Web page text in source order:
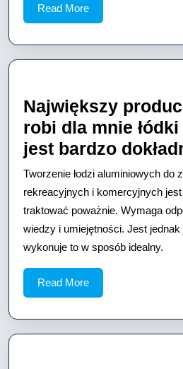
Read MoreRead
More
Największy
robi dla mnie
jest bardzo
Tworzenie łodzi aluminiowych do
rekreacyjnych i komercyjnych
traktować poważnie. Wymaga
wiedzy i umiejętności. Jest
wykonuje to w sposób idealny.
Read MoreRead
More